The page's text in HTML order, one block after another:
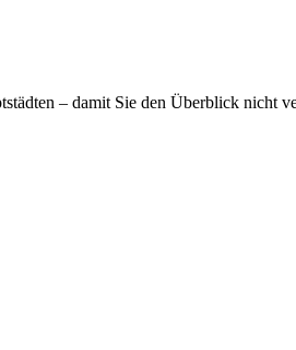
– damit Sie den Überblick nicht